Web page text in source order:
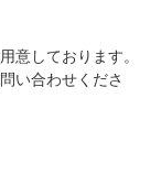
意しております。
い合わせくださ